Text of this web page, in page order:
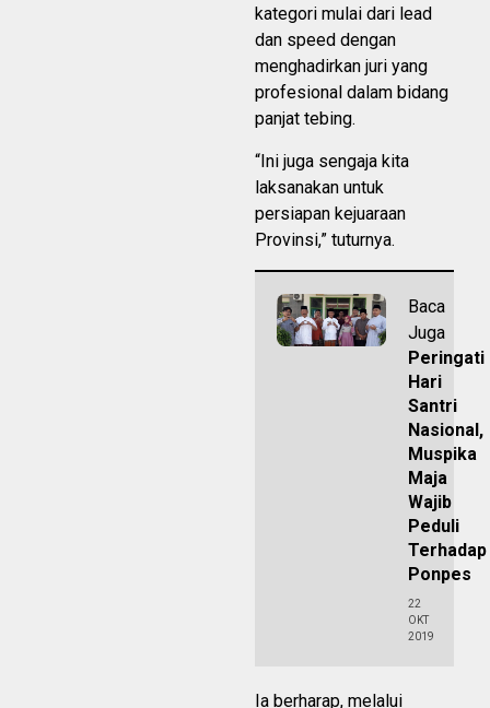
kategori mulai dari lead
dan speed dengan
menghadirkan juri yang
profesional dalam bidang
panjat tebing.
“Ini juga sengaja kita
laksanakan untuk
persiapan kejuaraan
Provinsi,” tuturnya.
Baca
Juga
Peringati
Hari
Santri
Nasional,
Muspika
Maja
Wajib
Peduli
Terhadap
Ponpes
22
OKT
2019
Ia berharap, melalui